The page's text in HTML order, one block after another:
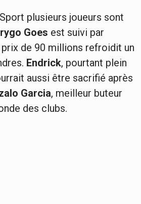
plusieurs joueurs sont
Goes est suivi par
de 90 millions refroidit un
Endrick, pourtant plein
aussi être sacrifié après
Garcia, meilleur buteur
des clubs.